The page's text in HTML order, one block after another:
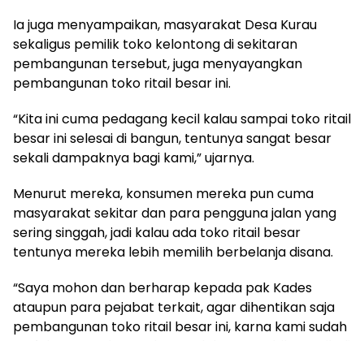
Ia juga menyampaikan, masyarakat Desa Kurau
sekaligus pemilik toko kelontong di sekitaran
pembangunan tersebut, juga menyayangkan
pembangunan toko ritail besar ini.
“Kita ini cuma pedagang kecil kalau sampai toko ritail
besar ini selesai di bangun, tentunya sangat besar
sekali dampaknya bagi kami,” ujarnya.
Menurut mereka, konsumen mereka pun cuma
masyarakat sekitar dan para pengguna jalan yang
sering singgah, jadi kalau ada toko ritail besar
tentunya mereka lebih memilih berbelanja disana.
“Saya mohon dan berharap kepada pak Kades
ataupun para pejabat terkait, agar dihentikan saja
pembangunan toko ritail besar ini, karna kami sudah